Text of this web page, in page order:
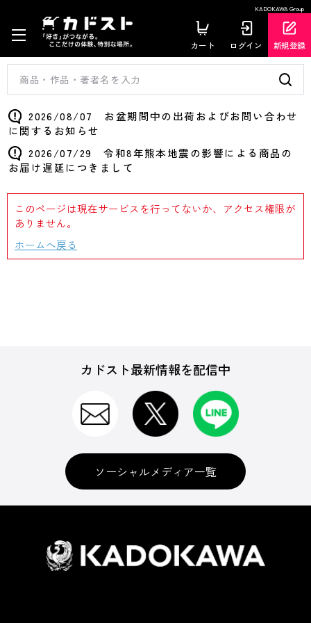
KADOKAWA Group
カート ログイン 新規登録
2026/08/07 お盆期間中の出荷およびお問い合わせ
に関するお知らせ
2026/07/29 令和8年熊本地震の影響による商品の
お届け遅延につきまして
このページは現在サービスを行ってないか、アクセス権限が
ありません。
ホームへ戻る
カドスト最新情報を配信中
ソーシャルメディア一覧